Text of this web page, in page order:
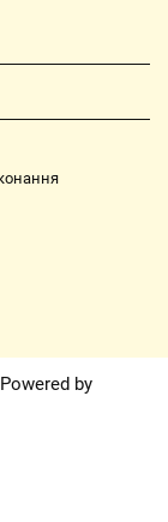
by